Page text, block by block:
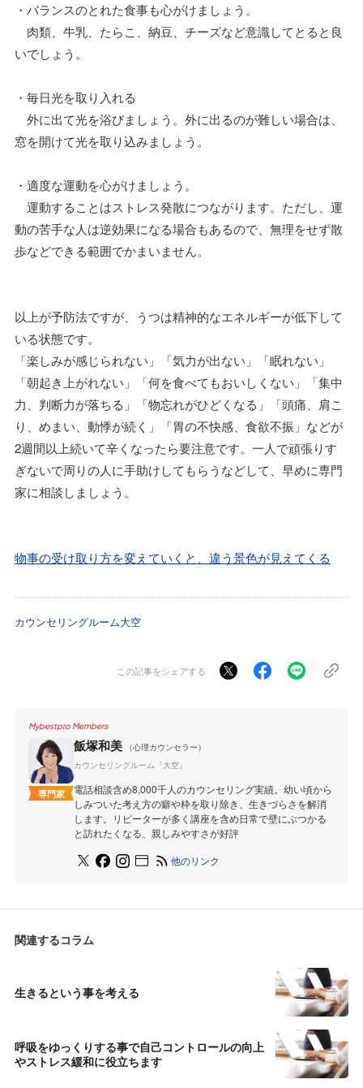
・バランスのとれた食事も心がけましょう。
肉類、牛乳、たらこ、納豆、チーズなど意識してとると良
いでしょう。
・毎日光を取り入れる
外に出て光を浴びましょう。外に出るのが難しい場合は、
窓を開けて光を取り込みましょう。
・適度な運動を心がけましょう。
運動することはストレス発散につながります。ただし、運
動の苦手な人は逆効果になる場合もあるので、無理をせず散
歩などできる範囲でかまいません。
以上が予防法ですが、うつは精神的なエネルギーが低下して
いる状態です。
「楽しみが感じられない」「気力が出ない」「眠れない」
「朝起き上がれない」「何を食べてもおいしくない」「集中
力、判断力が落ちる」「物忘れがひどくなる」「頭痛、肩こ
り、めまい、動悸が続く」「胃の不快感、食欲不振」などが
2週間以上続いて辛くなったら要注意です。一人で頑張りす
ぎないで周りの人に手助けしてもらうなどして、早めに専門
家に相談しましょう。
物事の受け取り方を変えていくと、違う景色が見えてくる
カウンセリングルーム大空
この記事をシェアする
Mybestpro Members
専門家
飯塚和美
（心理カウンセラー）
カウンセリングルーム『大空』
電話相談含め8,000千人のカウンセリング実績。幼い頃から
しみついた考え方の癖や枠を取り除き、生きづらさを解消
します。リピーターが多く講座を含め日常で壁にぶつかる
と訪れたくなる、親しみやすさが好評
他のリンク
関連するコラム
生きるという事を考える
呼吸をゆっくりする事で自己コントロールの向上
やストレス緩和に役立ちます